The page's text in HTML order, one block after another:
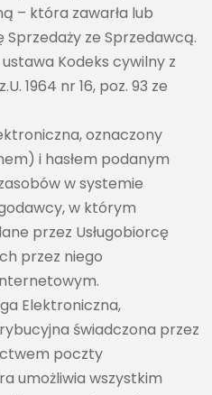
– która zawarła lub
ze Sprzedawcą.
ustawa Kodeks cywilny z
1964 nr 16, poz. 93 ze
oznaczony
i hasłem podanym
w systemie
w którym
przez Usługobiorcę
przez niego
Elektroniczna,
świadczona przez
poczty
umożliwia wszystkim